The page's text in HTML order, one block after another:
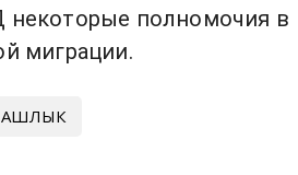
некоторые полномочия в
миграции.